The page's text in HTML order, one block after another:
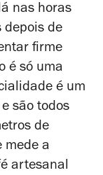
nas horas
depois de
firme
é só uma
é um
são todos
de
mede a
artesanal